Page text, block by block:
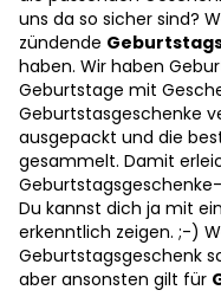
uns da so sicher sind?
zündende
haben. Wir haben
Geburtstage mit
Geburtstasgeschenke
ausgepackt und die
gesammelt. Damit
Du kannst dich ja mit
erkenntlich zeigen. ;-)
Geburtstagsgeschenk
aber ansonsten gilt für